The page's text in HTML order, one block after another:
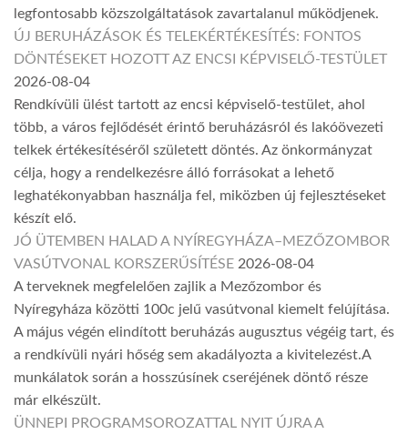
legfontosabb közszolgáltatások zavartalanul működjenek.
ÚJ BERUHÁZÁSOK ÉS TELEKÉRTÉKESÍTÉS: FONTOS
DÖNTÉSEKET HOZOTT AZ ENCSI KÉPVISELŐ-TESTÜLET
2026-08-04
Rendkívüli ülést tartott az encsi képviselő-testület, ahol
több, a város fejlődését érintő beruházásról és lakóövezeti
telkek értékesítéséről született döntés. Az önkormányzat
célja, hogy a rendelkezésre álló forrásokat a lehető
leghatékonyabban használja fel, miközben új fejlesztéseket
készít elő.
JÓ ÜTEMBEN HALAD A NYÍREGYHÁZA–MEZŐZOMBOR
VASÚTVONAL KORSZERŰSÍTÉSE 2026-08-04
A terveknek megfelelően zajlik a Mezőzombor és
Nyíregyháza közötti 100c jelű vasútvonal kiemelt felújítása.
A május végén elindított beruházás augusztus végéig tart, és
a rendkívüli nyári hőség sem akadályozta a kivitelezést.A
munkálatok során a hosszúsínek cseréjének döntő része
már elkészült.
ÜNNEPI PROGRAMSOROZATTAL NYIT ÚJRA A